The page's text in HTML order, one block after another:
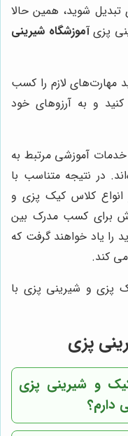
تبدیل شوید، همین حالا
پزیآموزشگاه شیرینی
مهارت‌های لازم را کسب
کنید و به آرزوهای خود
خدمات آموزشی مرتبط به
در نتیجه متناسب با
انواع کلاس کیک پزی و
برای کسب مدرک بین
را یاد خواهند گرفت که
کند.
پزی و شیرینی پزی با
پزی
و شیرینی پزی
دارم؟